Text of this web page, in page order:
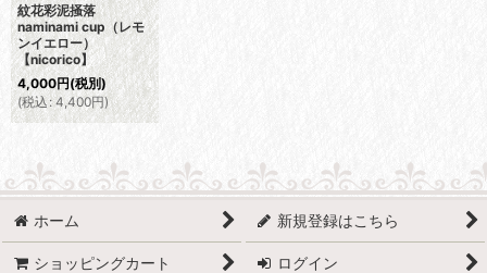
紋花彩泥掻落
naminami cup（レモ
ンイエロー）
【nicorico】
4,000円(税別)
(税込 : 4,400円)
ホーム 新規登録はこちら
ショッピングカート ログイン